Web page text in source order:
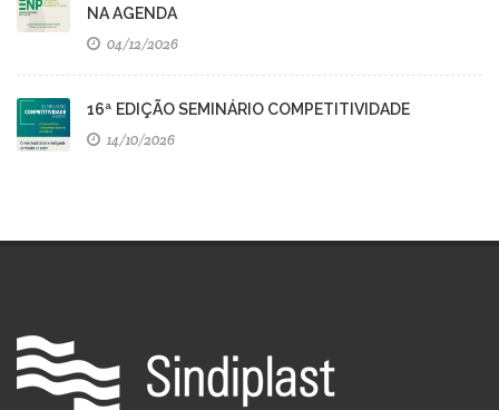
NA AGENDA
04/12/2026
16ª EDIÇÃO SEMINÁRIO COMPETITIVIDADE
14/10/2026